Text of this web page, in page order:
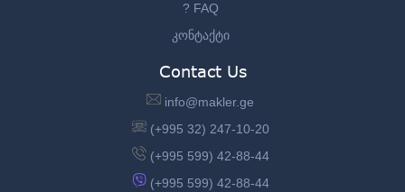
? FAQ
კონტაქტი
Contact Us
info@makler.ge
(+995 32) 247-10-20
(+995 599) 42-88-44
(+995 599) 42-88-44